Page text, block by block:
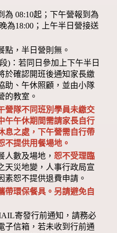
為 08:10起；下午營報到為
為18:00；上午半日營接送
點，半日營則無。
)：若同日參加上下午半日
於確認開班後通知家長繳
助、午休照顧，並由小隊
的教室。
營隊不同班別學員未繳交
午午休期間需請家長自行
息之處，下午營需自行帶
不提供用餐場地。
人數及場地，恕不受理臨
天災地變，人事行政局宣
素恕不提供退費申請。
帶環保餐具。另請避免自
寄發行前通知，請務必
子信箱，若未收到行前通